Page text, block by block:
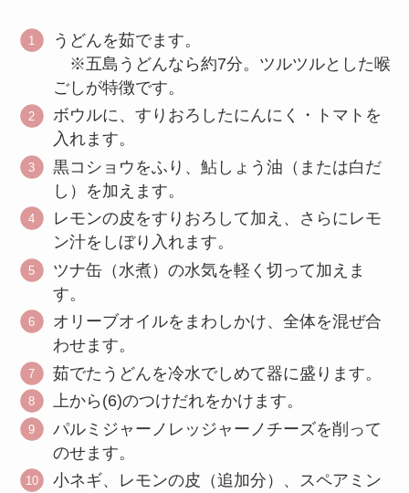
うどんを茹でます。
※五島うどんなら約7分。ツルツルとした喉
ごしが特徴です。
ボウルに、すりおろしたにんにく・トマトを
入れます。
黒コショウをふり、鮎しょう油（または白だ
し）を加えます。
レモンの皮をすりおろして加え、さらにレモ
ン汁をしぼり入れます。
ツナ缶（水煮）の水気を軽く切って加えま
す。
オリーブオイルをまわしかけ、全体を混ぜ合
わせます。
茹でたうどんを冷水でしめて器に盛ります。
上から(6)のつけだれをかけます。
パルミジャーノレッジャーノチーズを削って
のせます。
小ネギ、レモンの皮（追加分）、スペアミン